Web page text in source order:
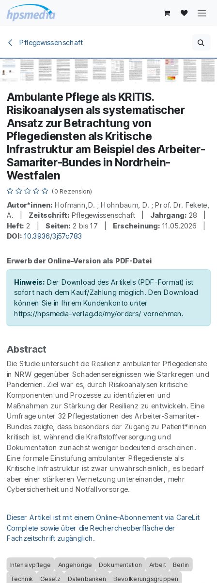
Zum Inhalt springen
Pflegewissenschaft
Ambulante Pflege als KRITIS.
Risikoanalysen als systematischer
Ansatz zur Betrachtung von
Pflegediensten als Kritische
Infrastruktur am Beispiel des Arbeiter-
Samariter-Bundes in Nordrhein-
Westfalen
(0 Rezension)
Autor*innen: Hofmann,D. ; Hohnbaum, D. ; Prof. Dr. Fekete,
A. | Zeitschrift: Pflegewissenschaft | Jahrgang: 28 |
Heft: 2 | Seiten: 2 bis 17 | Erscheinung: 11.05.2026 |
DOI: 10.3936/3j57c783
Erwerb der Online-Version als PDF-Datei
Hinweis: Der Download des Artikels (PDF-Format) ist
sofort nach dem Kauf/Zahlung möglich. Den Download
können Sie in Ihrem Kundenkonto unter
https://hpsmedia-verlag.de/my/orders/ vornehmen.
Abstract
Die Studie untersucht die Resilienz ambulanter Pflegedienste
in NRW gegenüber Schadensereignissen wie Starkregen und
Pandemien. Ziel war es, durch Risikoanalysen kritische
Komponenten und Prozesse zu identifizieren und
Maßnahmen zur Stärkung der Resilienz zu entwickeln. Eine
Umfrage unter 32 Pflegestationen des Arbeiter-Samariter-
Bundes zeigte, dass besonders der Zugang zu Patient*innen
kritisch ist, während die Kraftstoffversorgung und
Dokumentation zunächst weniger bedeutend erscheinen.
Eine formale Einstufung ambulanter Pflegedienste als
Kritische Infrastruktur ist zwar unwahrscheinlich, es bedarf
aber einer stärkeren Vernetzung untereinander, mehr
Cybersicherheit und Notfallvorsorge.
Dieser Artikel ist mit einem Online-Abonnement via CareLit
Complete sowie über die Rechercheoberfläche der
Fachzeitschrift zugänglich.
Intensivpflege Angehörige Dokumentation Arbeit
Berlin
Technik
Gesetz Datenbanken Bevölkerungsgruppen